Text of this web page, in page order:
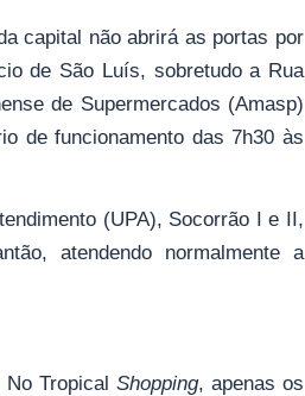
capital não abrirá as portas por
de São Luís, sobretudo a Rua
de Supermercados (Amasp)
de funcionamento das 7h30 às
(UPA), Socorrão I e II,
atendendo normalmente a
Tropical Shopping, apenas os